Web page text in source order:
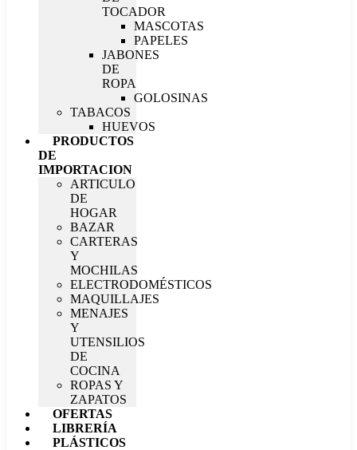
TOCADOR
MASCOTAS
PAPELES
JABONES
DE
ROPA
GOLOSINAS
TABACOS
HUEVOS
PRODUCTOS
DE
IMPORTACION
ARTICULO
DE
HOGAR
BAZAR
CARTERAS
Y
MOCHILAS
ELECTRODOMÉSTICOS
MAQUILLAJES
MENAJES
Y
UTENSILIOS
DE
COCINA
ROPAS Y
ZAPATOS
OFERTAS
LIBRERÍA
PLÁSTICOS